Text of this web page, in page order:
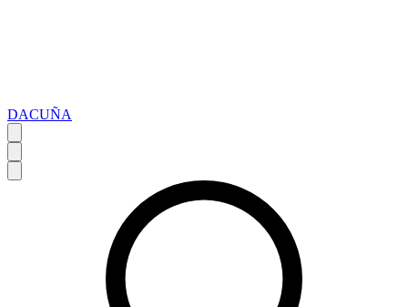
DACUÑA